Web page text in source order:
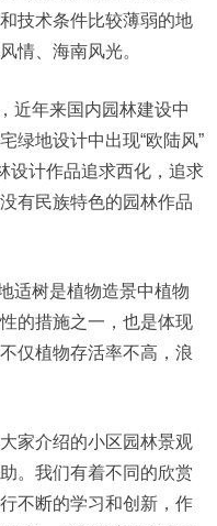
技术条件比较薄弱的地
情、海南风光。
年来国内园林建设中
绿地设计中出现“欧陆风”
设计作品追求西化，追求
有民族特色的园林作品
树是植物造景中植物
的措施之一，也是体现
仅植物存活率不高，浪
家介绍的小区园林景观
。我们有着不同的欣赏
不断的学习和创新，作